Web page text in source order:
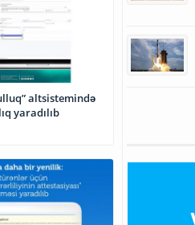
altsistemində
yaradılıb